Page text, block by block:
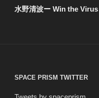
ゲ
の
水野清波ー Win the
SPACE PRISM TWITTER